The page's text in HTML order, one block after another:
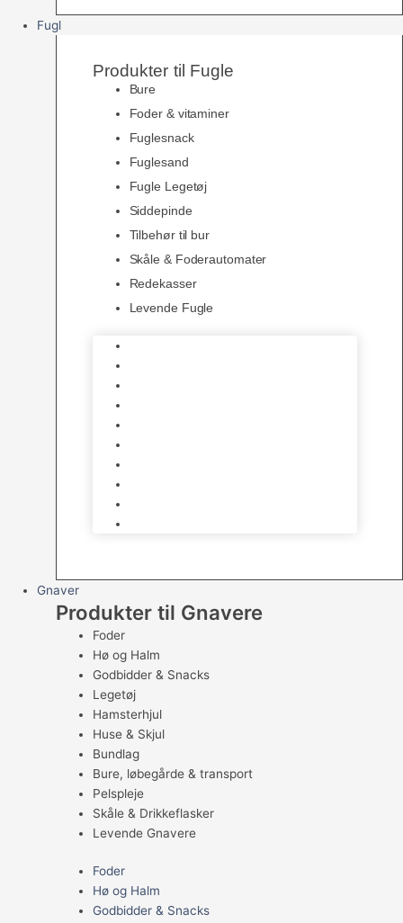
Fugl
Produkter til Fugle
Bure
Foder & vitaminer
Fuglesnack
Fuglesand
Fugle Legetøj
Siddepinde
Tilbehør til bur
Skåle & Foderautomater
Redekasser
Levende Fugle
Gnaver
Produkter til Gnavere
Foder
Hø og Halm
Godbidder & Snacks
Legetøj
Hamsterhjul
Huse & Skjul
Bundlag
Bure, løbegårde & transport
Pelspleje
Skåle & Drikkeflasker
Levende Gnavere
Foder
Hø og Halm
Godbidder & Snacks